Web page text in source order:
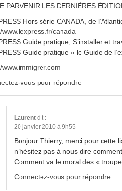
PARVENIR LES DERNIÈRES
Hors série CANADA, de
www.lexpress.fr/canada
Guide pratique, S’installer et
Guide pratique « le Guide de
www.immigrer.com
vous pour répondre
Laurent dit :
20 janvier 2010 à 9h55
Bonjour Thierry, merci pour cette
n’hésitez pas à nous dire
Comment va le moral des «
Connectez-vous pour répondre